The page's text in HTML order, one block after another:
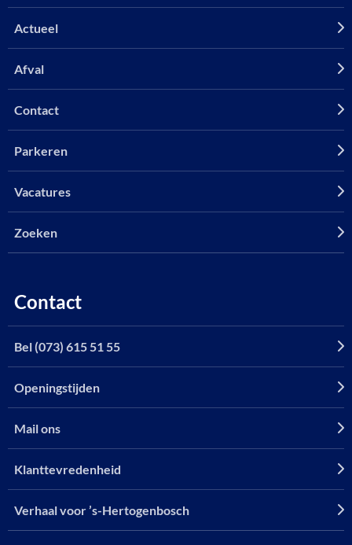
Actueel
Afval
Contact
Parkeren
Vacatures
Zoeken
Contact
Bel (073) 615 51 55
Openingstijden
Mail ons
Klanttevredenheid
Verhaal voor ’s-Hertogenbosch